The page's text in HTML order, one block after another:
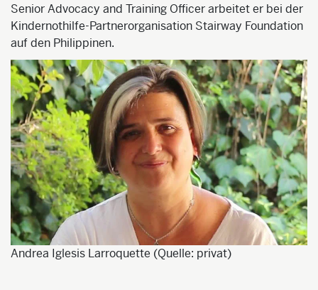
Senior Advocacy and Training Officer arbeitet er bei der
Kindernothilfe-Partnerorganisation Stairway Foundation
auf den Philippinen.
Andrea Iglesis Larroquette (Quelle: privat)